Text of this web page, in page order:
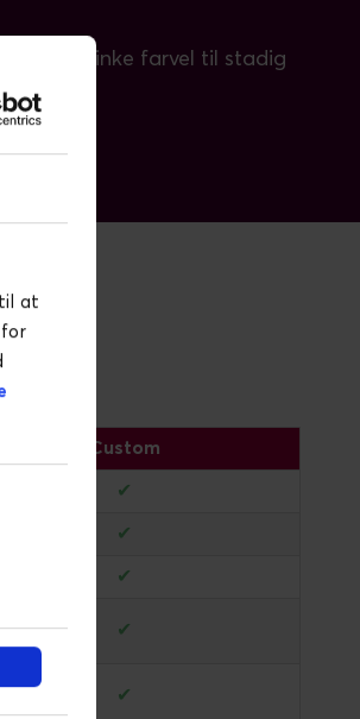
at
at vinke farvel til stadig
Custom
✔
✔
✔
✔
✔